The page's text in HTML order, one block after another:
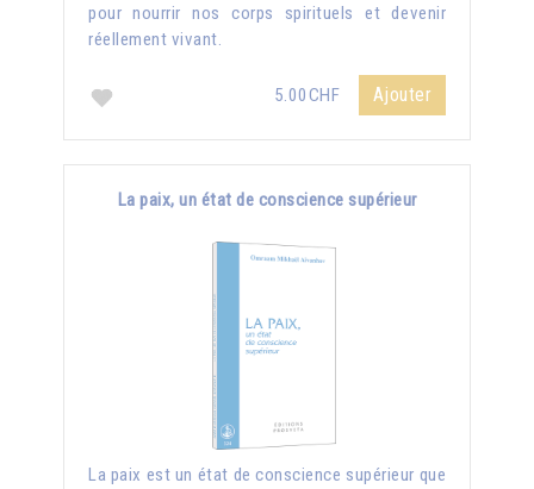
pour nourrir nos corps spirituels et devenir
réellement vivant.
5.00CHF Ajouter
La paix, un état de conscience supérieur
La paix est un état de conscience supérieur que